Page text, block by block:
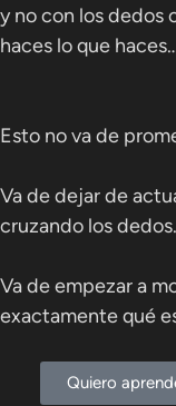
y no con los dedos
haces lo que
Esto no va de
Va de dejar de
cruzando los dedos.
Va de empezar a
exactamente qué
Quiero